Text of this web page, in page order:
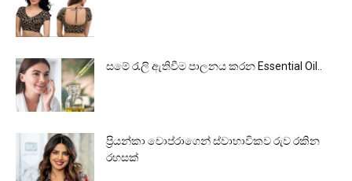
සමේ රැලි ඇතිවීම පාලනය කරන Essential Oil..
ප්‍රියන්කා චොප්රාගෙන් ස්වාභාවිකව රුව රකින
රහසක්